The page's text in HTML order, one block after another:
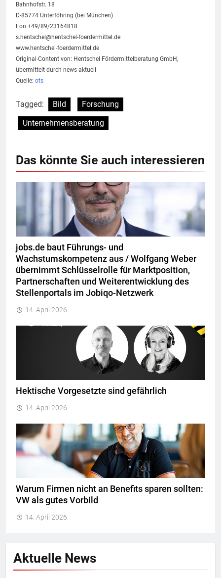
Bahnhofstr. 18
D-85774 Unterföhring (bei München)
Fon +49/89/23164818
s.hentschel@hentschel-foerdermittel.de
www.hentschel-foerdermittel.de
Original-Content von: Hentschel Fördermittelberatung GmbH,
übermittelt durch news aktuell
Quelle: ots
Tagged: Bild
Forschung
Unternehmensberatung
Das könnte Sie auch interessieren
jobs.de baut Führungs- und
Wachstumskompetenz aus / Wolfgang Weber
übernimmt Schlüsselrolle für Marktposition,
Partnerschaften und Weiterentwicklung des
Stellenportals im Jobiqo-Netzwerk
14. April 2026
Hektische Vorgesetzte sind gefährlich
14. April 2026
Warum Firmen nicht an Benefits sparen sollten:
VW als gutes Vorbild
14. April 2026
Aktuelle News